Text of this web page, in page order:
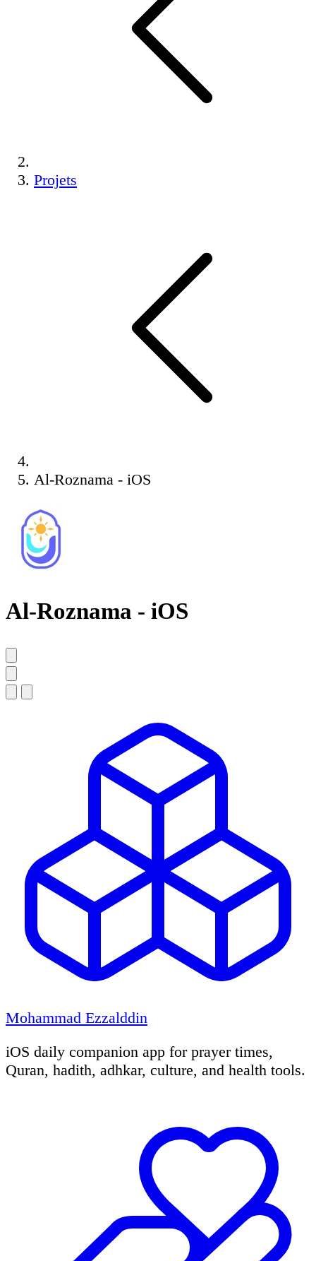
Projets
Al-Roznama - iOS
Al-Roznama - iOS
Mohammad Ezzalddin
iOS daily companion app for prayer times,
Quran, hadith, adhkar, culture, and health tools.